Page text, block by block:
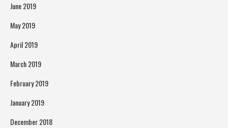
June 2019
May 2019
April 2019
March 2019
February 2019
January 2019
December 2018